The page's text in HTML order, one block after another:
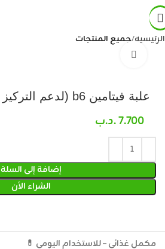
الرئيسية جميع المنتجات
علبة فيتامين b6 (لدعم التركيز والنشاط الذهني )
7.700.د.ب
إضافة إلى السلة
الشراء الأن
مكمل غذائي – للاستخدام اليومي 💊